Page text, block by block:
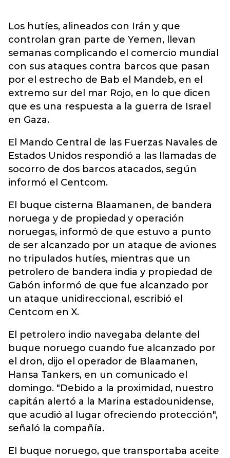
Los hutíes, alineados con Irán y que
controlan gran parte de Yemen, llevan
semanas complicando el comercio mundial
con sus ataques contra barcos que pasan
por el estrecho de Bab el Mandeb, en el
extremo sur del mar Rojo, en lo que dicen
que es una respuesta a la guerra de Israel
en Gaza.
El Mando Central de las Fuerzas Navales de
Estados Unidos respondió a las llamadas de
socorro de dos barcos atacados, según
informó el Centcom.
El buque cisterna Blaamanen, de bandera
noruega y de propiedad y operación
noruegas, informó de que estuvo a punto
de ser alcanzado por un ataque de aviones
no tripulados hutíes, mientras que un
petrolero de bandera india y propiedad de
Gabón informó de que fue alcanzado por
un ataque unidireccional, escribió el
Centcom en X.
El petrolero indio navegaba delante del
buque noruego cuando fue alcanzado por
el dron, dijo el operador de Blaamanen,
Hansa Tankers, en un comunicado el
domingo. "Debido a la proximidad, nuestro
capitán alertó a la Marina estadounidense,
que acudió al lugar ofreciendo protección",
señaló la compañía.
El buque noruego, que transportaba aceite